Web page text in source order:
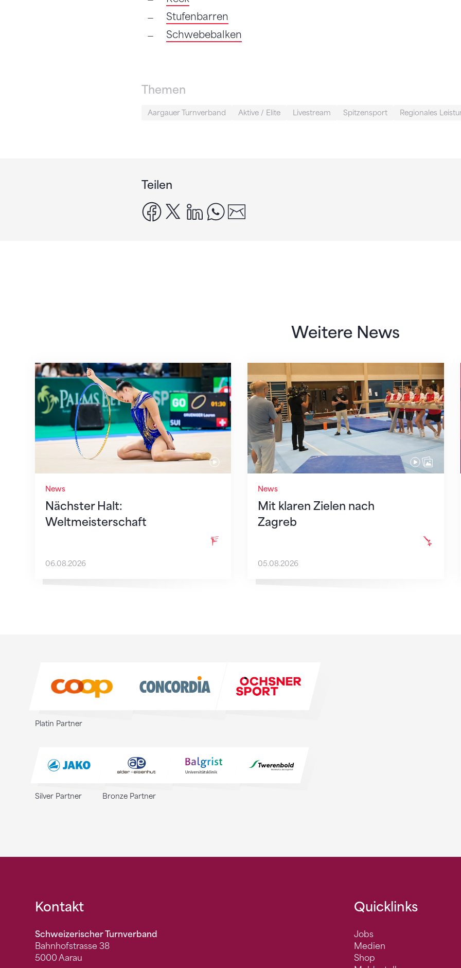
Stufenbarren
Schwebebalken
Themen
Aargauer Turnverband Aktive / Elite Livestream Spitzensport Regionales
Teilen
facebook
x linkedinwhatsapp
Weitere News
News
Nächster Halt:
Weltmeisterschaft
Nächster Halt: Weltmeisterschaft
06.08.2026
News
Mit klaren Zielen nach
Zagreb
Mit klaren Zielen nach Zagreb
05.08.2026
Platin Partner
Silver Partner Bronze Partner
Fusszeile
Kontakt
Schweizerischer Turnverband
Bahnhofstrasse 38
5000 Aarau
Quicklinks
Jobs
Medien
Shop